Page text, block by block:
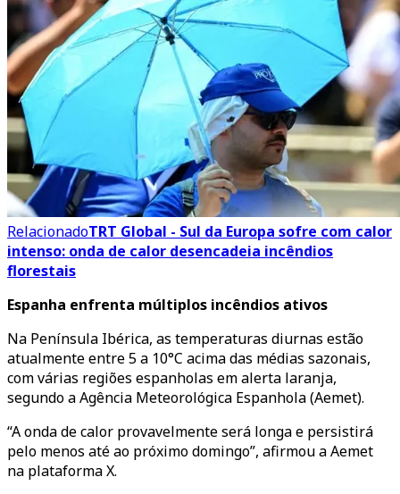
RelacionadoTRT Global - Sul da Europa sofre com calor
intenso: onda de calor desencadeia incêndios
florestais
Espanha enfrenta múltiplos incêndios ativos
Na Península Ibérica, as temperaturas diurnas estão
atualmente entre 5 a 10°C acima das médias sazonais,
com várias regiões espanholas em alerta laranja,
segundo a Agência Meteorológica Espanhola (Aemet).
“A onda de calor provavelmente será longa e persistirá
pelo menos até ao próximo domingo”, afirmou a Aemet
na plataforma X.